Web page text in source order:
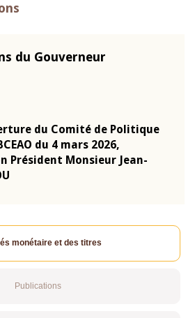
du Gouverneur
du Comité de Politique
du 4 mars 2026,
Président Monsieur Jean-
monétaire et des titres
Publications